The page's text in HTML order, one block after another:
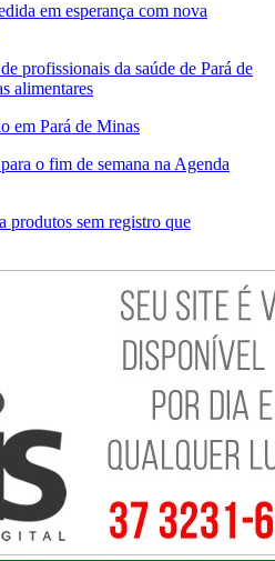
em esperança com nova
profissionais da saúde de Pará de
alimentares
em Pará de Minas
o fim de semana na Agenda
produtos sem registro que